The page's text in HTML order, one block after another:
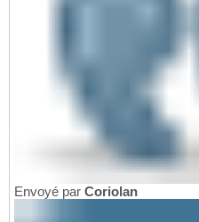
Envoyé par Coriolan